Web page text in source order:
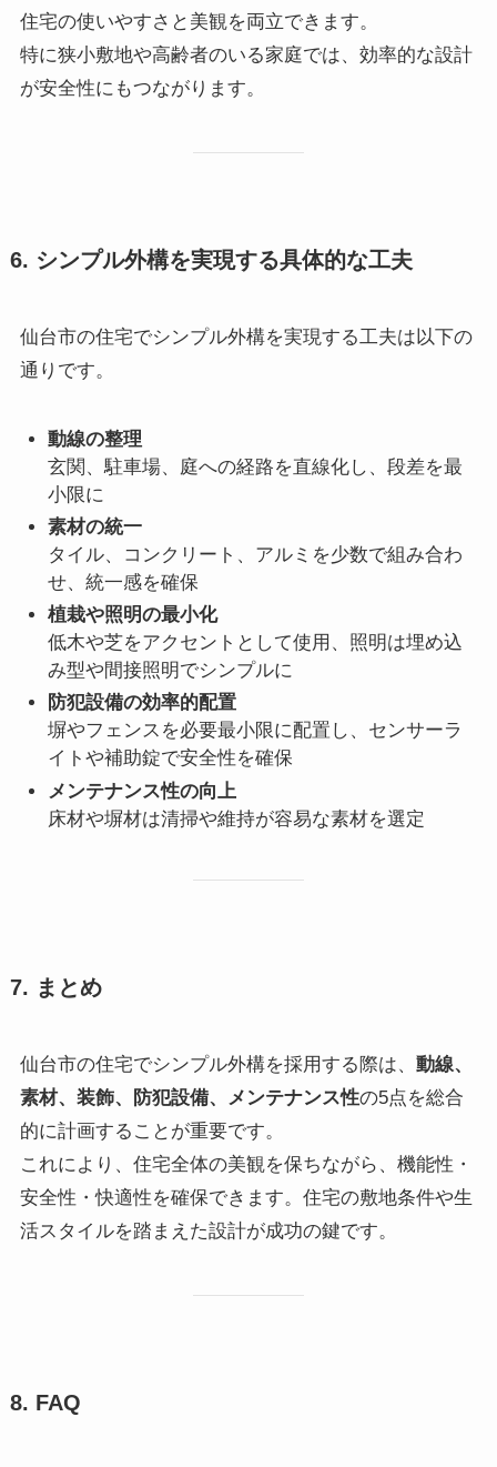
住宅の使いやすさと美観を両立できます。
特に狭小敷地や高齢者のいる家庭では、効率的な設計
が安全性にもつながります。
6. シンプル外構を実現する具体的な工夫
仙台市の住宅でシンプル外構を実現する工夫は以下の
通りです。
動線の整理
玄関、駐車場、庭への経路を直線化し、段差を最
小限に
素材の統一
タイル、コンクリート、アルミを少数で組み合わ
せ、統一感を確保
植栽や照明の最小化
低木や芝をアクセントとして使用、照明は埋め込
み型や間接照明でシンプルに
防犯設備の効率的配置
塀やフェンスを必要最小限に配置し、センサーラ
イトや補助錠で安全性を確保
メンテナンス性の向上
床材や塀材は清掃や維持が容易な素材を選定
7. まとめ
仙台市の住宅でシンプル外構を採用する際は、 動線、
素材、装飾、防犯設備、メンテナンス性の5点を総合
的に計画することが重要です。
これにより、住宅全体の美観を保ちながら、機能性・
安全性・快適性を確保できます。住宅の敷地条件や生
活スタイルを踏まえた設計が成功の鍵です。
8. FAQ